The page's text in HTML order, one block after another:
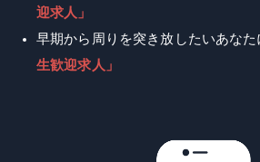
迎求人」
早期から周りを突き放したいあなた
生歓迎求人」